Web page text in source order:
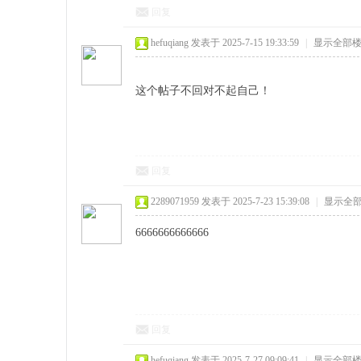
hefuqiang 发表于 2025-7-15 19:33:59 显示全部
这个帖子不回对不起自己！
2289071959 发表于 2025-7-23 15:39:08 显示全
6666666666666